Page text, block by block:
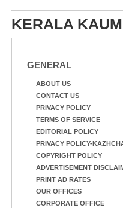
ഓഫീസിനു മുന്നിൽ
കർഷക തൊഴിലാളി
സംയുക്ത സമര സമിതി
പങ്കെടുത്തുകൊണ്ട്
മുൻ മന്ത്രി എസ്. ശർമ്മ
KERALA
GENERAL
ABOUT US
CONTACT US
PRIVACY POLICY
TERMS OF SERVICE
EDITORIAL POLICY
PRIVACY POLICY-
COPYRIGHT POLICY
ADVERTISEMENT
PRINT AD RATES
OUR OFFICES
CORPORATE OFFICE